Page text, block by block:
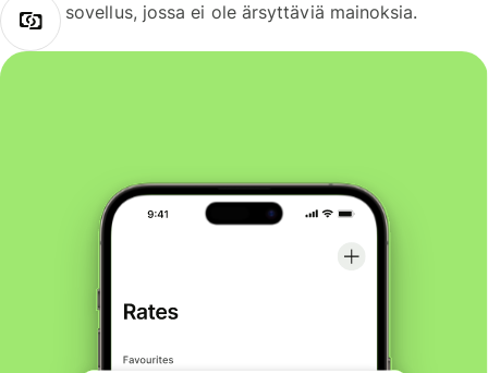
sovellus, jossa ei ole ärsyttäviä mainoksia.